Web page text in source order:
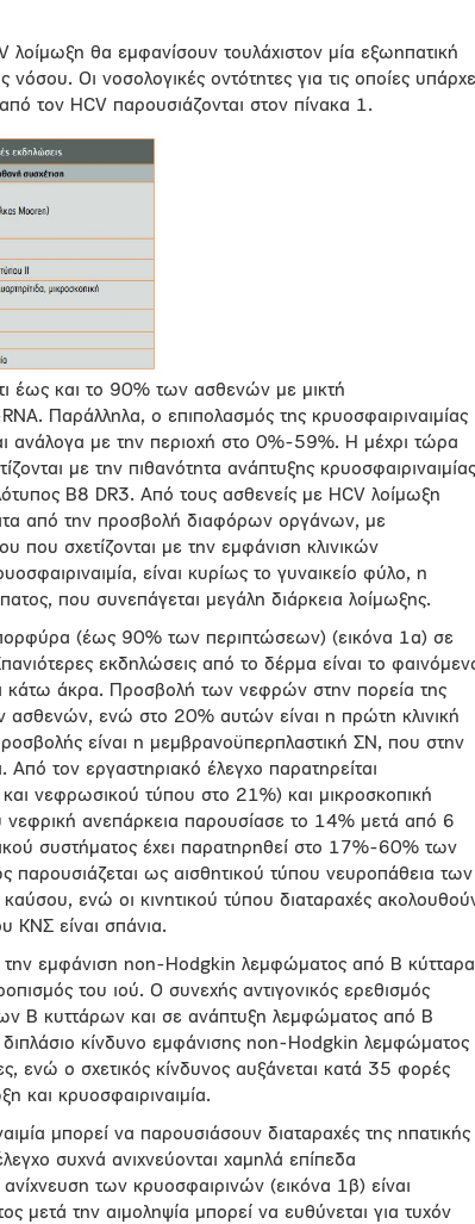
θα εμφανίσουν τουλάχιστον μία εξωηπατική
Οι νοσολογικές οντότητες για τις οποίες
τον HCV παρουσιάζονται στον πίνακα 1.
έως και το 90% των ασθενών με μικτή
Παράλληλα, ο επιπολασμός της κρυοσφαιριναιμίας
ανάλογα με την περιοχή στο 0%-59%. Η μέχρι τώρα
με την πιθανότητα ανάπτυξης κρυοσφαιριναιμίας
Β8 DR3. Από τους ασθενείς με HCV λοίμωξη
από την προσβολή διαφόρων οργάνων, με
που σχετίζονται με την εμφάνιση κλινικών
είναι κυρίως το γυναικείο φύλο, η
που συνεπάγεται μεγάλη διάρκεια λοίμωξης.
(έως 90% των περιπτώσεων) (εικόνα 1α) σε
εκδηλώσεις από το δέρμα είναι το
κάτω άκρα. Προσβολή των νεφρών στην πορεία της
ασθενών, ενώ στο 20% αυτών είναι η πρώτη κλινική
είναι η μεμβρανοϋπερπλαστική ΣΝ, που στην
τον εργαστηριακό έλεγχο παρατηρείται
νεφρωσικού τύπου στο 21%) και μικροσκοπική
νεφρική ανεπάρκεια παρουσίασε το 14% μετά από 6
συστήματος έχει παρατηρηθεί στο 17%-60% των
παρουσιάζεται ως αισθητικού τύπου νευροπάθεια των
ενώ οι κινητικού τύπου διαταραχές
ΚΝΣ είναι σπάνια.
την εμφάνιση non-Hodgkin λεμφώματος από Β
του ιού. Ο συνεχής αντιγονικός ερεθισμός
Β κυττάρων και σε ανάπτυξη λεμφώματος από Β
διπλάσιο κίνδυνο εμφάνισης non-Hodgkin λεμφώματος
ενώ ο σχετικός κίνδυνος αυξάνεται κατά 35 φορές
και κρυοσφαιριναιμία.
μπορεί να παρουσιάσουν διαταραχές της ηπατικής
συχνά ανιχνεύονται χαμηλά επίπεδα
των κρυοσφαιρινών (εικόνα 1β) είναι
μετά την αιμοληψία μπορεί να ευθύνεται για τυχόν